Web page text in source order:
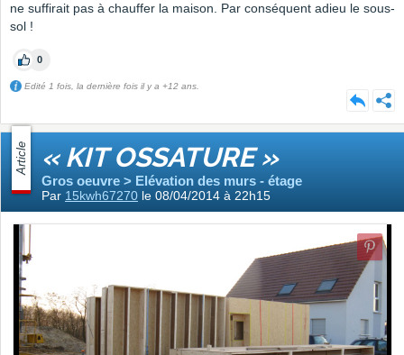
ne suffirait pas à chauffer la maison. Par conséquent adieu le sous-
sol !
0
Edité 1 fois, la dernière fois il y a +12 ans.
Article « KIT OSSATURE »
Gros oeuvre > Elévation des murs - étage
Par 15kwh67270 le 08/04/2014 à 22h15